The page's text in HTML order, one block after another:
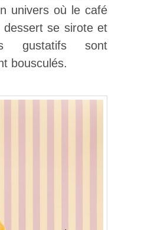
univers où le café
dessert se sirote et
gustatifs sont
bousculés.